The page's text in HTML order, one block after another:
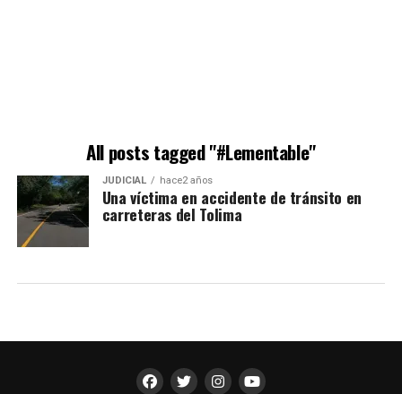
All posts tagged "#Lementable"
JUDICIAL hace2 años
Una víctima en accidente de tránsito en
carreteras del Tolima